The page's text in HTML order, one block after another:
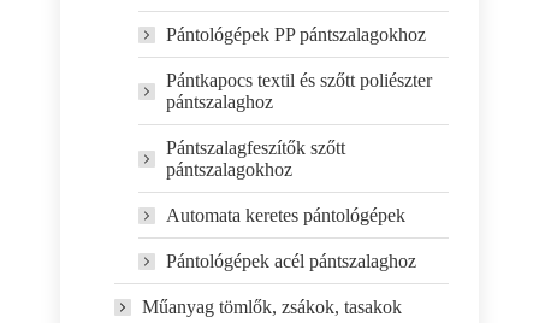
Pántológépek PP pántszalagokhoz
Pántkapocs textil és szőtt poliészter
pántszalaghoz
Pántszalagfeszítők szőtt
pántszalagokhoz
Automata keretes pántológépek
Pántológépek acél pántszalaghoz
Műanyag tömlők, zsákok, tasakok